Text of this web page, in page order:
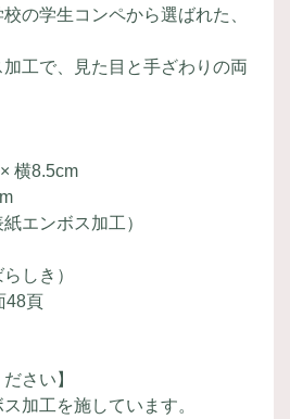
の学生コンペから選ばれた、
加工で、見た目と手ざわりの両
横8.5cm
エンボス加工）
しき）
48頁
さい】
加工を施しています。